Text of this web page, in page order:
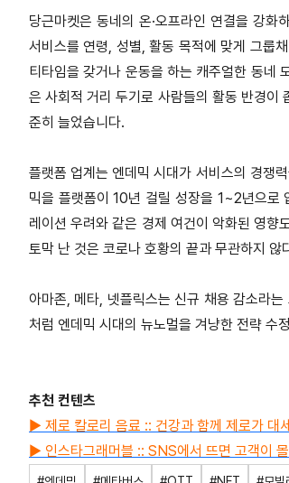
당근마켓은 동네의 온·오프라인 연결을 강
서비스를 연령, 성별, 활동 목적에 맞게 그룹
티타임을 갖거나 운동을 하는 캐주얼한 동네
은 사회적 거리 두기로 사람들의 활동 반경이
준히 늘었습니다.
플랫폼 업계는 엔데믹 시대가 서비스의 경쟁
믹을 플랫폼이 10년 걸릴 성장을 1~2년으로
레이션 우려와 같은 경제 여건이 악화된 영향
토막 난 것은 코로나 호황의 끝과 무관하지 않
아마존, 메타, 넷플릭스는 신규 채용 감소라
처럼 엔데믹 시대의 뉴노멀을 겨냥한 전략 수
추천 컨텐츠
▶ 제로 칼로리 음료 :: 건강과 함께 제로가 대세
▶ 인스타그래머블 :: SNS에서 뜨면 고객이